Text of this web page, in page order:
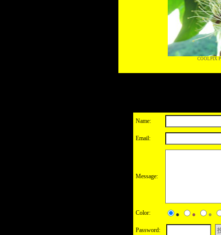
COOLPIX
Name:
Email:
Message:
Color: ● ● ●
Password: